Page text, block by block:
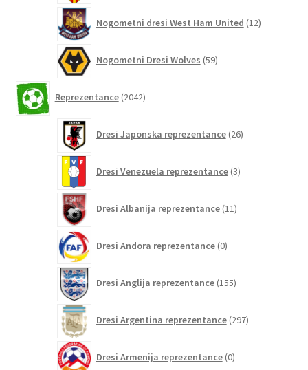
Nogometni dresi West Ham United 12izdelkov
Nogometni Dresi Wolves 59izdelkov
Reprezentance 2042izdelkov
Dresi Japonska reprezentance 26izdelkov
Dresi Venezuela reprezentance 3izdelki
Dresi Albanija reprezentance 11izdelkov
Dresi Andora reprezentance 0izdelkov
Dresi Anglija reprezentance 155izdelkov
Dresi Argentina reprezentance 297izdelkov
Dresi Armenija reprezentance 0izdelkov